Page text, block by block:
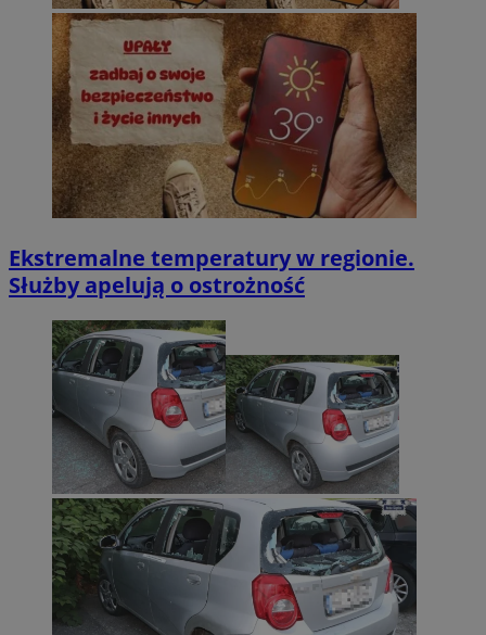
Ekstremalne temperatury w regionie.
Służby apelują o ostrożność